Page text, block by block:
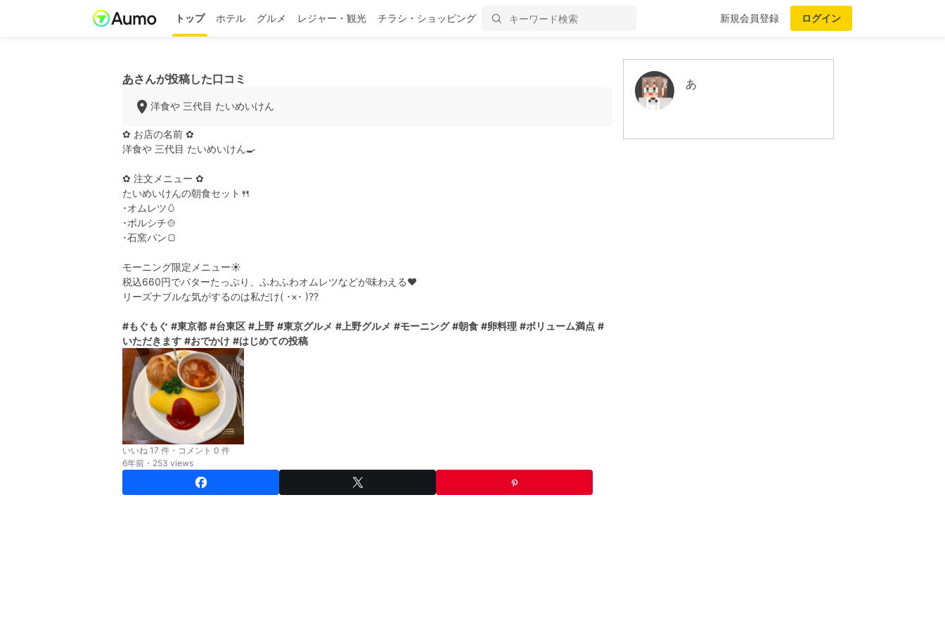
トップ ホテル グルメ レジャー・観光 チラシ・ショッピング 新規会員登録 ログイン
あさんが投稿した口コミ
洋食や 三代目 たいめいけん
✿ お店の名前 ✿
洋食や 三代目 たいめいけん🍳
✿ 注文メニュー ✿
たいめいけんの朝食セット🍴
･オムレツ🥚
･ボルシチ🍲
･石窯パン🍞
モーニング限定メニュー☀️
税込660円でバターたっぷり、ふわふわオムレツなどが味わえる♥
リーズナブルな気がするのは私だけ( ･×･ )??
#もぐもぐ #東京都 #台東区 #上野 #東京グルメ #上野グルメ #モーニング #朝食 #卵料理 #ボリューム満点 #
いただきます #おでかけ #はじめての投稿
いいね 17 件・コメント 0 件
6年前・253 views
あ